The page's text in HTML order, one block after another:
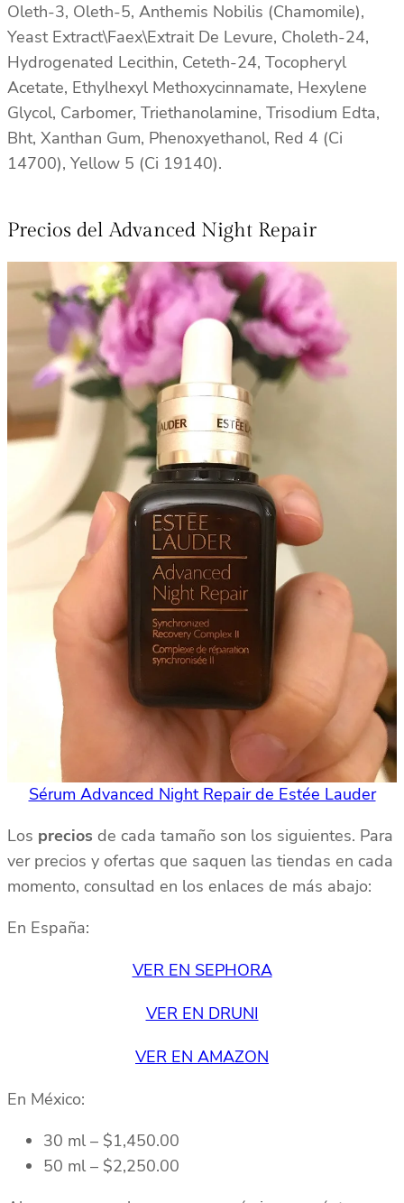
Oleth-3, Oleth-5, Anthemis Nobilis (Chamomile),
Yeast Extract\Faex\Extrait De Levure, Choleth-24,
Hydrogenated Lecithin, Ceteth-24, Tocopheryl
Acetate, Ethylhexyl Methoxycinnamate, Hexylene
Glycol, Carbomer, Triethanolamine, Trisodium Edta,
Bht, Xanthan Gum, Phenoxyethanol, Red 4 (Ci
14700), Yellow 5 (Ci 19140).
Precios del Advanced Night Repair
Sérum Advanced Night Repair de Estée Lauder
Los precios de cada tamaño son los siguientes. Para
ver precios y ofertas que saquen las tiendas en cada
momento, consultad en los enlaces de más abajo:
En España:
VER EN SEPHORA
VER EN DRUNI
VER EN AMAZON
En México:
30 ml – $1,450.00
50 ml – $2,250.00